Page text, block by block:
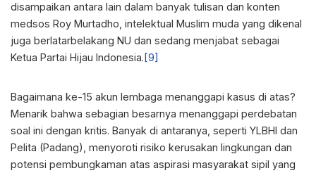
disampaikan antara lain dalam banyak tulisan dan konten
medsos Roy Murtadho, intelektual Muslim muda yang dikenal
juga berlatarbelakang NU dan sedang menjabat sebagai
Ketua Partai Hijau Indonesia. [9]
Bagaimana ke-15 akun lembaga menanggapi kasus di atas?
Menarik bahwa sebagian besarnya menanggapi perdebatan
soal ini dengan kritis. Banyak di antaranya, seperti YLBHI dan
Pelita (Padang), menyoroti risiko kerusakan lingkungan dan
potensi pembungkaman atas aspirasi masyarakat sipil yang